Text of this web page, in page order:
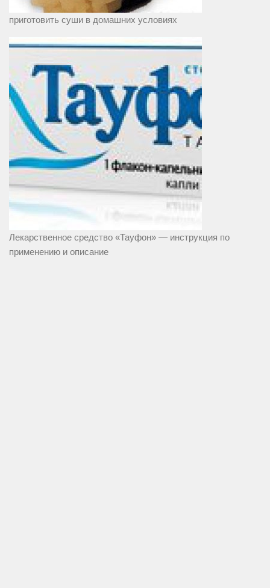
приготовить суши в домашних условиях
Лекарственное средство «Тауфон» — инструкция по
применению и описание